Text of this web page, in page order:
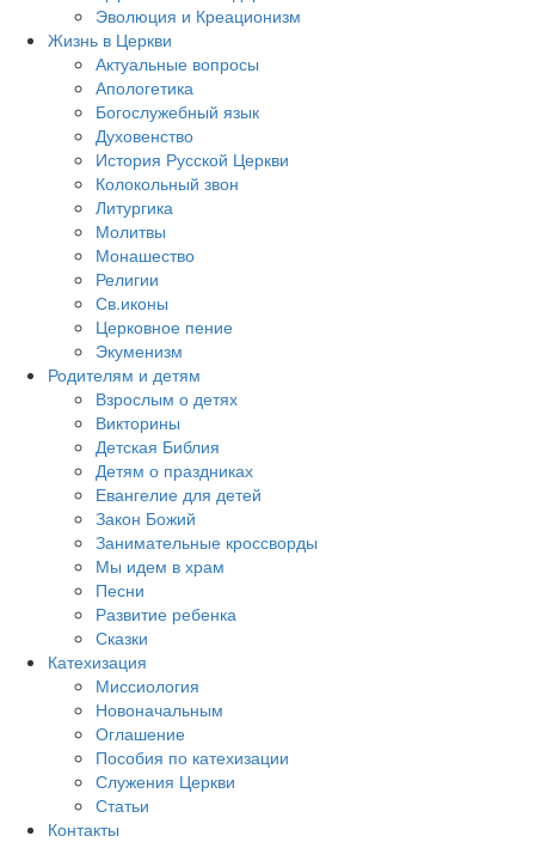
Эволюция и Креационизм
Жизнь в Церкви
Актуальные вопросы
Апологетика
Богослужебный язык
Духовенство
История Русской Церкви
Колокольный звон
Литургика
Молитвы
Монашество
Религии
Св.иконы
Церковное пение
Экуменизм
Родителям и детям
Взрослым о детях
Викторины
Детская Библия
Детям о праздниках
Евангелие для детей
Закон Божий
Занимательные кроссворды
Мы идем в храм
Песни
Развитие ребенка
Сказки
Катехизация
Миссиология
Новоначальным
Оглашение
Пособия по катехизации
Служения Церкви
Статьи
Контакты